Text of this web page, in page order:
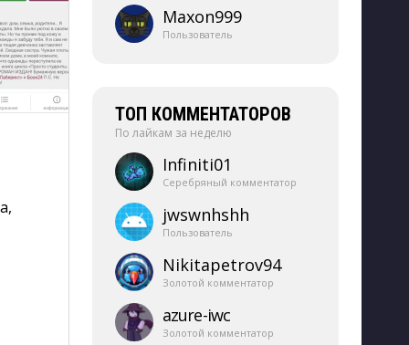
Maxon999
Пользователь
ТОП КОММЕНТАТОРОВ
По лайкам за неделю
Infiniti01
Серебряный комментатор
jwswnhshh
Пользователь
Nikitapetrov94
Золотой комментатор
azure-​iwc
Золотой комментатор